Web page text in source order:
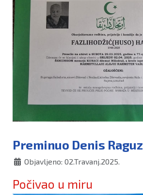
Preminuo Denis Raguz
Objavljeno: 02.Travanj.2025.
Počivao u miru